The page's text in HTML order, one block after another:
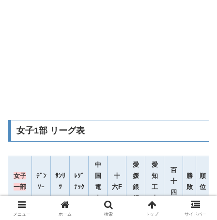
女子1部 リーグ表
女子
一部
ﾃﾞﾝ
ｿｰ
ｻﾝﾘ
ﾂ
ﾚｿﾞ
ﾅｯｸ
中
国
電
力
十
六F
愛
媛
銀
行
愛
知
工
大
百
十
四
勝
敗
順
位
4
メニュー ホーム 検索 トップ サイドバー